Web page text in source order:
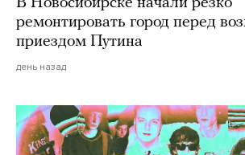
ремонтировать город перед
приездом Путина
день назад